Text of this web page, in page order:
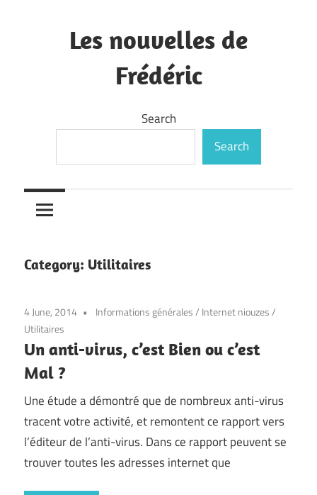
Les nouvelles de
Frédéric
Search
Search
Category: Utilitaires
4 June, 2014 Informations générales/ Internet niouzes/
Utilitaires
Un anti-virus, c’est Bien ou c’est
Mal ?
Une étude a démontré que de nombreux anti-virus
tracent votre activité, et remontent ce rapport vers
l’éditeur de l’anti-virus. Dans ce rapport peuvent se
trouver toutes les adresses internet que